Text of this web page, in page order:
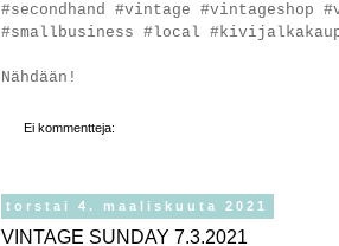
#secondhand #vintage
#smallbusiness #local
Nähdään!
Ei kommentteja:
torstai 4. maaliskuuta 2021
VINTAGE SUNDAY 7.3.2021